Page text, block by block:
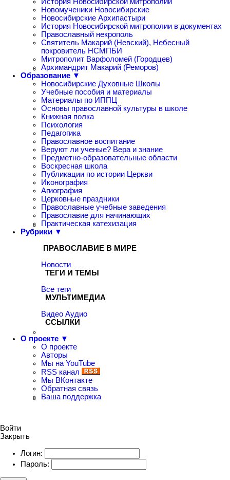
Новомученики Новосибирские
Новосибирские Архипастыри
История Новосибирской митрополии в документах
Православный некрополь
Святитель Макарий (Невский), Небесный
покровитель НСМПБИ
Митрополит Варфоломей (Городцев)
Архимандрит Макарий (Реморов)
Образование ▼
Новосибирские Духовные Школы
Учебные пособия и материалы
Материалы по ИППЦ
Основы православной культуры в школе
Книжная полка
Психология
Педагогика
Православное воспитание
Веруют ли ученые? Вера и знание
Предметно-образовательные области
Воскресная школа
Публикации по истории Церкви
Иконография
Агиография
Церковные праздники
Православные учебные заведения
Православие для начинающих
Практическая катехизация
Рубрики ▼
ПРАВОСЛАВИЕ В МИРЕ
Новости
ТЕГИ И ТЕМЫ
Все теги
МУЛЬТИМЕДИА
Видео Аудио
ССЫЛКИ
О проекте ▼
О проекте
Авторы
Мы на YouTube
RSS канал
Мы ВКонтакте
Обратная связь
Ваша поддержка
Войти
Закрыть
Логин:
Пароль: